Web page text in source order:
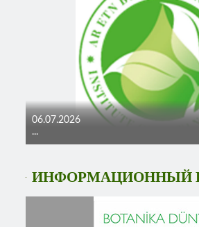
06.07.2026
...
ИНФОРМАЦИОННЫЙ